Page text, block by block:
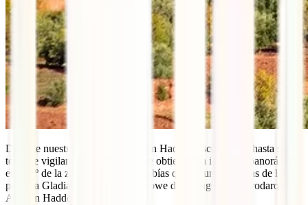
Durante nuestro paseo por Kit Ben Haddou ascendemos hasta su
torre de vigilancia desde la cual se obtiene una increíble panorámica
en 360º de la zona. Por cierto, ¿sabías que algunas escenas de la
película Gladiator con Russell Crowe de protagonista se rodaron en
Ait Ben Haddou?